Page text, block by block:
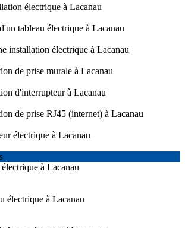
électrique à Lacanau
tableau électrique à Lacanau
installation électrique à Lacanau
de prise murale à Lacanau
d'interrupteur à Lacanau
de prise RJ45 (internet) à Lacanau
électrique à Lacanau
à Lacanau
électrique à Lacanau